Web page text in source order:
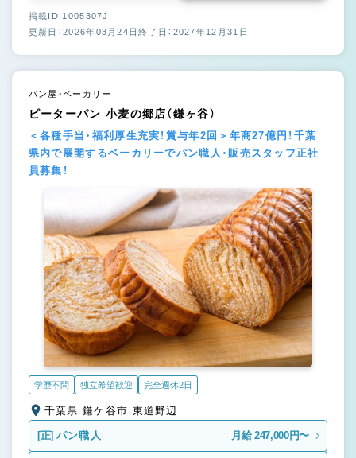
掲載ID 1005307J
更新日：2026年03月24日終了日：2027年12月31日
パン屋・ベーカリー
ピーターパン 小麦の郷店（鎌ヶ谷）
＜各種手当・福利厚生充実！賞与年2回＞年商27億円！千葉
県内で展開するベーカリーでパン職人・販売スタッフ正社
員募集！
学歴不問 独立希望歓迎 完全週休2日
千葉県 鎌ケ谷市 東道野辺
[正] パン職人 月給 247,000円〜